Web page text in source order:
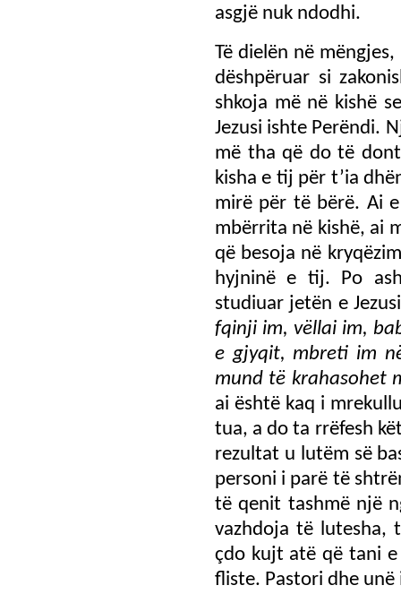
asgjë nuk ndodhi.
Të dielën në
dëshpëruar si
shkoja më në kishë
Jezusi ishte Perëndi.
më tha që do të
kisha e tij për t’ia
mirë për të bërë. Ai
mbërrita në kishë, ai
që besoja në
hyjninë e tij. Po
studiuar jetën e
fqinji im, vëllai im,
e gjyqit, mbreti im
mund të krahasohet
ai është kaq i
tua, a do ta rrëfesh
rezultat u lutëm së
personi i parë të
të qenit tashmë një
vazhdoja të lutesha,
çdo kujt atë që tani e
fliste. Pastori dhe